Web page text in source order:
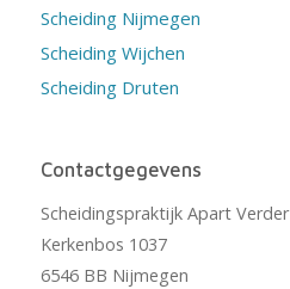
Scheiding Nijmegen
Scheiding Wijchen
Scheiding Druten
Contactgegevens
Scheidingspraktijk Apart Verder
Kerkenbos 1037
6546 BB Nijmegen